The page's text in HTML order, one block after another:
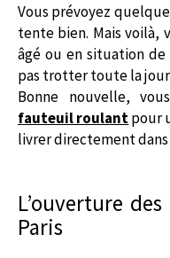
Vous prévoyez
tente bien. Mais voilà,
âgé ou en situation de
pas trotter toute la
Bonne nouvelle,
fauteuil roulantpour
livrer directement
L’ouverture
Paris